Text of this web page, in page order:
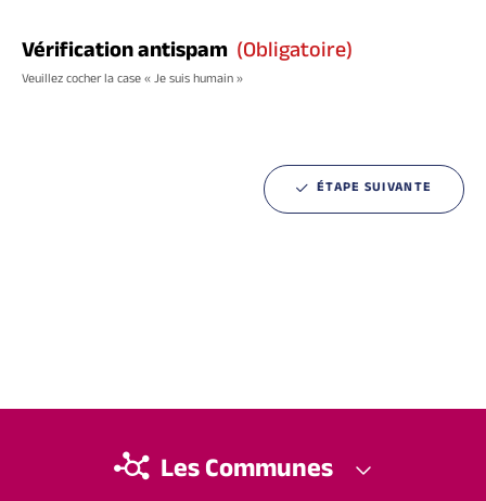
Vérification antispam (obligatoire)
Veuillez cocher la case « Je suis humain »
ÉTAPE SUIVANTE
Les Communes